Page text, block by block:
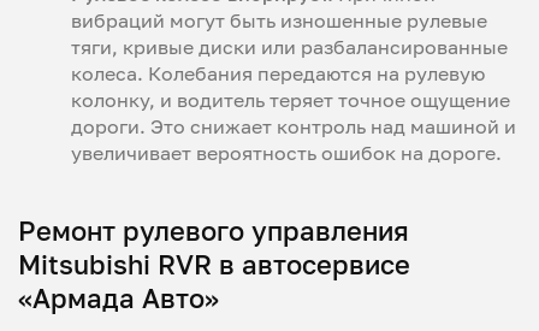
вибраций могут быть изношенные рулевые
тяги, кривые диски или разбалансированные
колеса. Колебания передаются на рулевую
колонку, и водитель теряет точное ощущение
дороги. Это снижает контроль над машиной и
увеличивает вероятность ошибок на дороге.
Ремонт рулевого управления
Mitsubishi RVR в автосервисе
«Армада Авто»